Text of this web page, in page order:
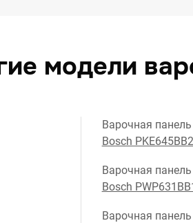
модели
Варочная панель
Bosch
Варочная панель
Bosch
Варочная панель